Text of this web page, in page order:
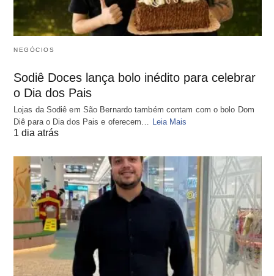
NEGÓCIOS
Sodiê Doces lança bolo inédito para celebrar
o Dia dos Pais
Lojas da Sodiê em São Bernardo também contam com o bolo Dom
Diê para o Dia dos Pais e oferecem… Leia Mais
1 dia atrás